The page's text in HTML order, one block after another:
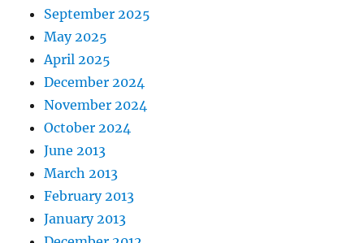
September 2025
May 2025
April 2025
December 2024
November 2024
October 2024
June 2013
March 2013
February 2013
January 2013